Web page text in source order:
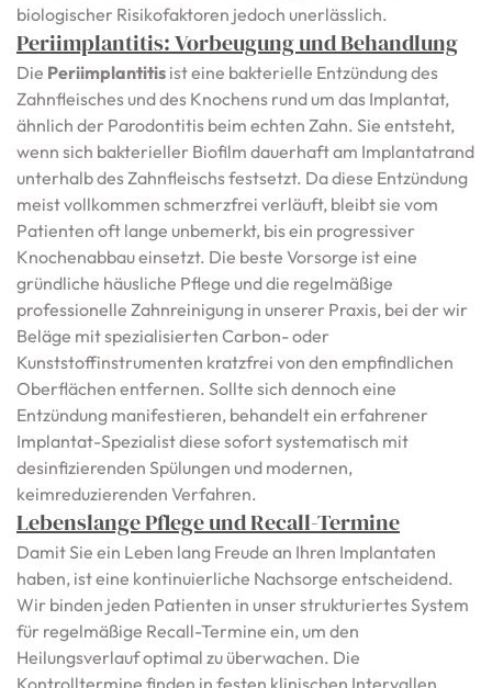
biologischer Risikofaktoren jedoch unerlässlich.
Periimplantitis: Vorbeugung und Behandlung
Die Periimplantitis ist eine bakterielle Entzündung des
Zahnfleisches und des Knochens rund um das Implantat,
ähnlich der Parodontitis beim echten Zahn. Sie entsteht,
wenn sich bakterieller Biofilm dauerhaft am Implantatrand
unterhalb des Zahnfleischs festsetzt. Da diese Entzündung
meist vollkommen schmerzfrei verläuft, bleibt sie vom
Patienten oft lange unbemerkt, bis ein progressiver
Knochenabbau einsetzt. Die beste Vorsorge ist eine
gründliche häusliche Pflege und die regelmäßige
professionelle Zahnreinigung in unserer Praxis, bei der wir
Beläge mit spezialisierten Carbon- oder
Kunststoffinstrumenten kratzfrei von den empfindlichen
Oberflächen entfernen. Sollte sich dennoch eine
Entzündung manifestieren, behandelt ein erfahrener
Implantat-Spezialist diese sofort systematisch mit
desinfizierenden Spülungen und modernen,
keimreduzierenden Verfahren.
Lebenslange Pflege und Recall-Termine
Damit Sie ein Leben lang Freude an Ihren Implantaten
haben, ist eine kontinuierliche Nachsorge entscheidend.
Wir binden jeden Patienten in unser strukturiertes System
für regelmäßige Recall-Termine ein, um den
Heilungsverlauf optimal zu überwachen. Die
Kontrolltermine finden in festen klinischen Intervallen